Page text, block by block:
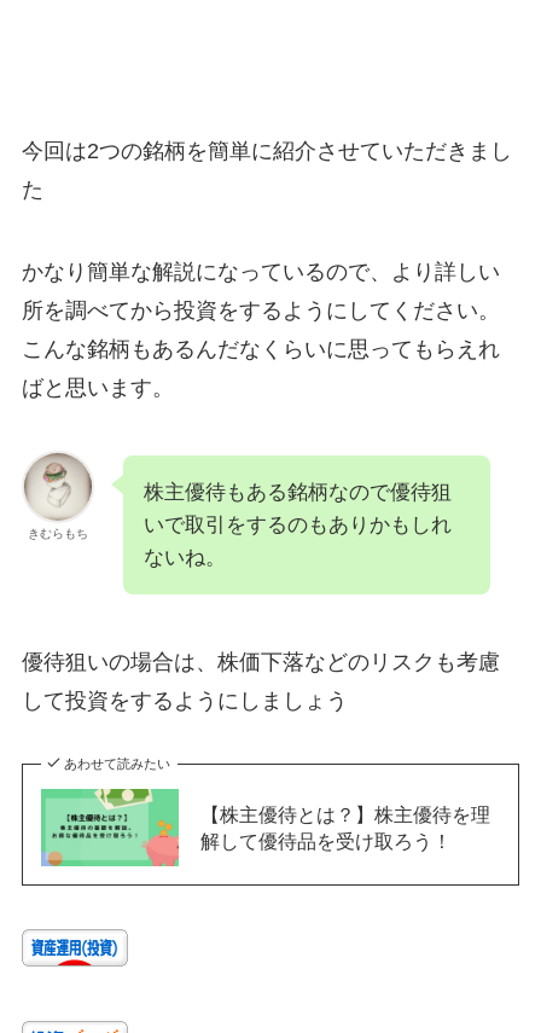
今回は2つの銘柄を簡単に紹介させていただきまし
た
かなり簡単な解説になっているので、より詳しい
所を調べてから投資をするようにしてください。
こんな銘柄もあるんだなくらいに思ってもらえれ
ばと思います。
きむらもち
株主優待もある銘柄なので優待狙
いで取引をするのもありかもしれ
ないね。
優待狙いの場合は、株価下落などのリスクも考慮
して投資をするようにしましょう
あわせて読みたい
【株主優待とは？】株主優待を理
解して優待品を受け取ろう！